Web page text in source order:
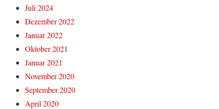
Juli 2024
Dezember 2022
Januar 2022
Oktober 2021
Januar 2021
November 2020
September 2020
April 2020